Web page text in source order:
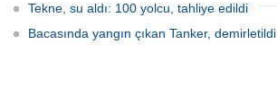
Tekne, su aldı: 100 yolcu, tahliye edildi
Bacasında yangın çıkan Tanker, demirletildi